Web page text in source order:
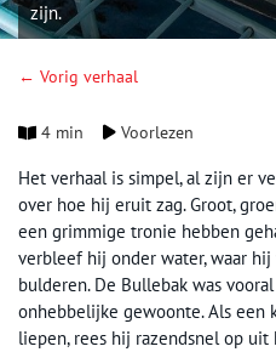
zijn.
← Vorig verhaal
4 min Voorlezen
Het verhaal is simpel, al zijn er
over hoe hij eruit zag. Groot,
een grimmige tronie hebben
verbleef hij onder water, waar
bulderen. De Bullebak was
onhebbelijke gewoonte. Als een
liepen, rees hij razendsnel op